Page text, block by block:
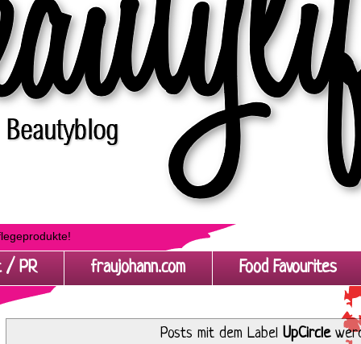
/ PR fraujohann.com Food Favourites
Posts mit dem LabelUpCircle